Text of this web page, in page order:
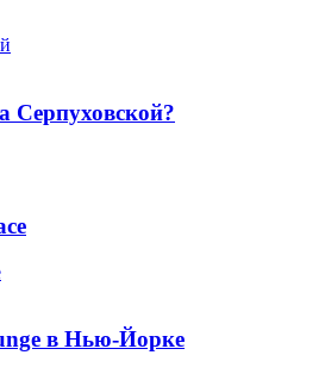
Серпуховской?
в Нью-Йорке